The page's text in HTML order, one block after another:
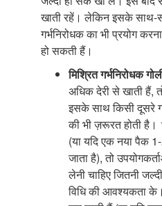
खाती रहें। लेकिन इसके साथ-
गर्भनिरोधक का भी प्रयोग
हो सकती हैं।
मिश्रित गर्भनिरोधक
अधिक देरी से खाती हैं,
इसके साथ किसी दूसरे
की भी ज़रूरत होती है।
(या यदि एक नया पैक
जाता है), तो
लेनी चाहिए जितनी
विधि की आवश्यकता